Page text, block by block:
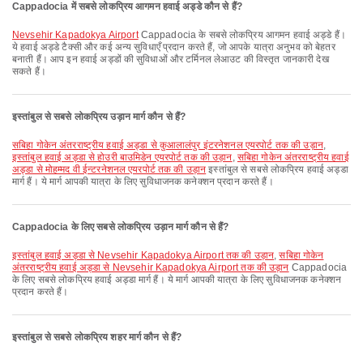
Cappadocia में सबसे लोकप्रिय आगमन हवाई अड्डे कौन से हैं?
Nevsehir Kapadokya AirportCappadocia के सबसे लोकप्रिय आगमन हवाई अड्डे हैं।
ये हवाई अड्डे टैक्सी और कई अन्य सुविधाएँ प्रदान करते हैं, जो आपके यात्रा अनुभव को बेहतर
बनाती हैं। आप इन हवाई अड्डों की सुविधाओं और टर्मिनल लेआउट की विस्तृत जानकारी देख
सकते हैं।
इस्तांबुल से सबसे लोकप्रिय उड़ान मार्ग कौन से हैं?
सबिहा गोकेन अंतरराष्ट्रीय हवाई अड्डा से कुआलालंपुर इंटरनेशनल एयरपोर्ट तक की उड़ान,
इस्तांबुल हवाई अड्डा से होउरी बाउमिडेन एयरपोर्ट तक की उड़ान, सबिहा गोकेन अंतरराष्ट्रीय हवाई
अड्डा से मोहम्मद वी ईन्टरनेशनल एयरपोर्ट तक की उड़ान इस्तांबुल से सबसे लोकप्रिय हवाई अड्डा
मार्ग हैं। ये मार्ग आपकी यात्रा के लिए सुविधाजनक कनेक्शन प्रदान करते हैं।
Cappadocia के लिए सबसे लोकप्रिय उड़ान मार्ग कौन से हैं?
इस्तांबुल हवाई अड्डा से Nevsehir Kapadokya Airport तक की उड़ान,सबिहा गोकेन
अंतरराष्ट्रीय हवाई अड्डा से Nevsehir Kapadokya Airport तक की उड़ान Cappadocia
के लिए सबसे लोकप्रिय हवाई अड्डा मार्ग हैं। ये मार्ग आपकी यात्रा के लिए सुविधाजनक कनेक्शन
प्रदान करते हैं।
इस्तांबुल से सबसे लोकप्रिय शहर मार्ग कौन से हैं?